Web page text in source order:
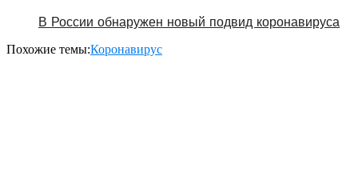
В России обнаружен новый подвид коронавируса
Похожие темы:Коронавирус